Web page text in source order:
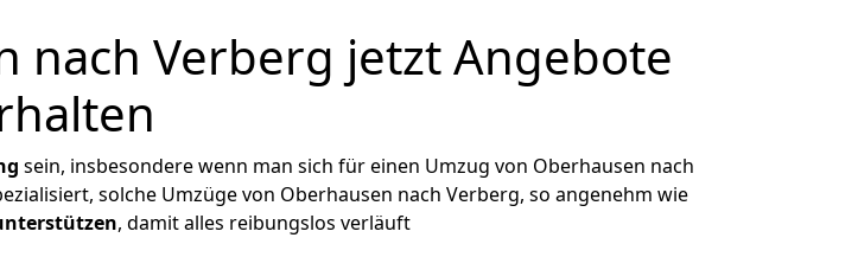
nach Verberg jetzt Angebote
sein, insbesondere wenn man sich für einen Umzug von Oberhausen nach
solche Umzüge von Oberhausen nach Verberg, so angenehm wie
, damit alles reibungslos verläuft